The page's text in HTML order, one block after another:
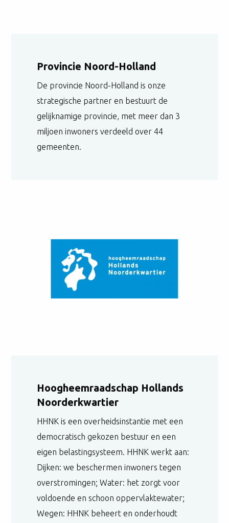
Provincie Noord-Holland
De provincie Noord-Holland is onze
strategische partner en bestuurt de
gelijknamige provincie, met meer dan 3
miljoen inwoners verdeeld over 44
gemeenten.
Hoogheemraadschap Hollands
Noorderkwartier
HHNK is een overheidsinstantie met een
democratisch gekozen bestuur en een
eigen belastingsysteem. HHNK werkt aan:
Dijken: we beschermen inwoners tegen
overstromingen; Water: het zorgt voor
voldoende en schoon oppervlaktewater;
Wegen: HHNK beheert en onderhoudt